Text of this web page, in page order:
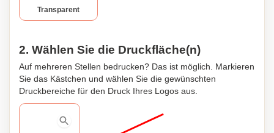
Packung macht es einfach, sie überallhin mitzunehmen,
sodass Sie immer frischen Atem zur Hand haben.
Kollegen und geliebten Menschen. Mit ihrem leuchtenden
sicherlich in der Lage, einen bleibenden Eindruck zu
hinterlassen. Bestellen Sie jetzt und verleihen Sie Ihrem
Transparent
2. Wählen Sie die Druckfläche(n)
Auf mehreren Stellen bedrucken? Das ist möglich. Markieren
Sie das Kästchen und wählen Sie die gewünschten
Druckbereiche für den Druck Ihres Logos aus.